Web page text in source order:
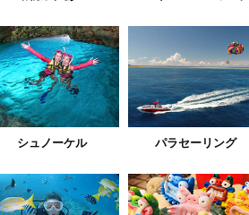
シュノーケル パラセーリング